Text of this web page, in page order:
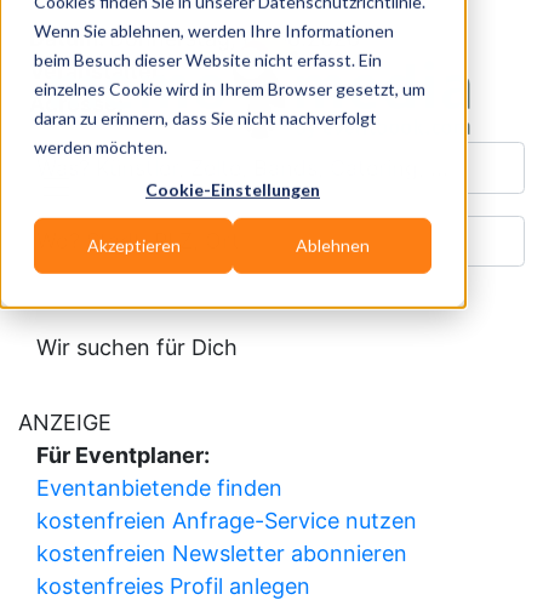
Wenn Sie ablehnen, werden Ihre Informationen
beim Besuch dieser Website nicht erfasst. Ein
einzelnes Cookie wird in Ihrem Browser gesetzt, um
daran zu erinnern, dass Sie nicht nachverfolgt
werden möchten.
Cookie-Einstellungen
Akzeptieren Ablehnen
Datum:Donnerstag, 06.08.2026
Veranstalter:
Adresse:
Was? Künstler, Zelte, Bands, Catering, ...
Wo? Stadt, PLZ, Ort
Wir suchen für Dich
ANZEIGE
Für Eventplaner:
Eventanbietende finden
kostenfreien Anfrage-Service nutzen
kostenfreien Newsletter abonnieren
kostenfreies Profil anlegen